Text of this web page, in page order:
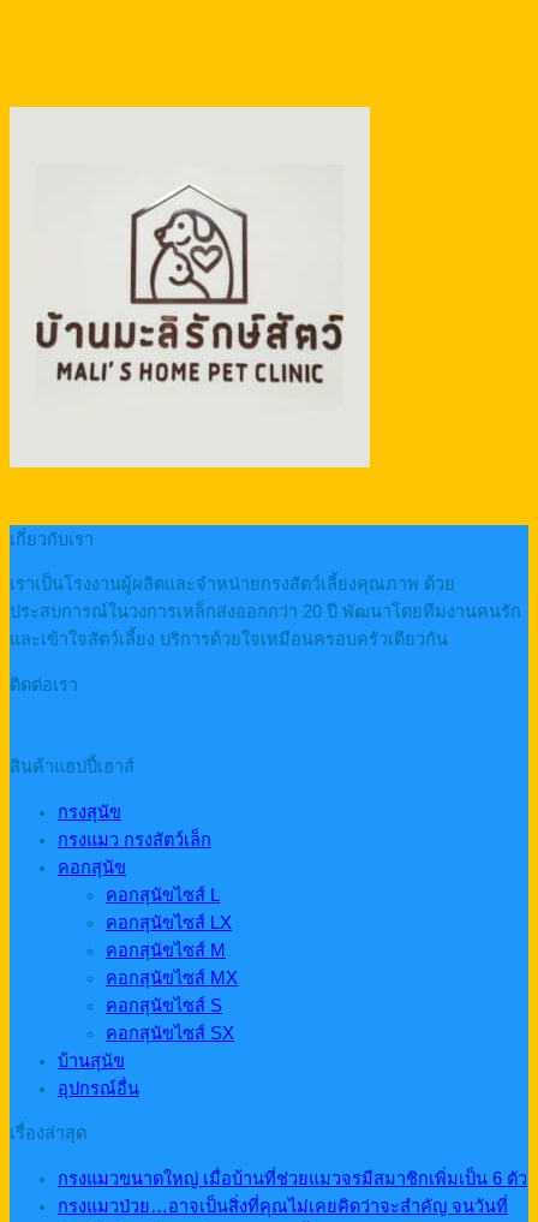
เกี่ยวกับเรา
เราเป็นโรงงานผู้ผลิตและจำหน่ายกรงสัตว์เลี้ยงคุณภาพ ด้วย
ประสบการณ์ในวงการเหล็กส่งออกกว่า 20 ปี พัฒนาโดยทีมงานคนรัก
และเข้าใจสัตว์เลี้ยง บริการด้วยใจเหมือนครอบครัวเดียวกัน
ติดต่อเรา
สินค้าแฮปปี้เฮาส์
กรงสุนัข
กรงแมว กรงสัตว์เล็ก
คอกสุนัข
คอกสุนัขไซส์ L
คอกสุนัขไซส์ LX
คอกสุนัขไซส์ M
คอกสุนัขไซส์ MX
คอกสุนัขไซส์ S
คอกสุนัขไซส์ SX
บ้านสุนัข
อุปกรณ์อื่น
เรื่องล่าสุด
กรงแมวขนาดใหญ่ เมื่อบ้านที่ช่วยแมวจรมีสมาชิกเพิ่มเป็น 6 ตัว
กรงแมวป่วย…อาจเป็นสิ่งที่คุณไม่เคยคิดว่าจะสำคัญ จนวันที่